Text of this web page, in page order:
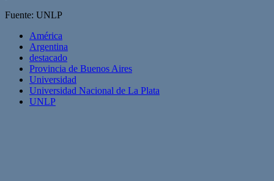
Fuente: UNLP
América
Argentina
destacado
Provincia de Buenos Aires
Universidad
Universidad Nacional de La Plata
UNLP